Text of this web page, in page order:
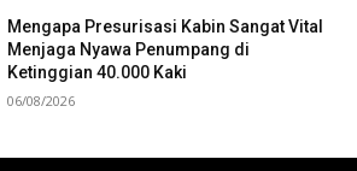
Mengapa Presurisasi Kabin Sangat Vital
Menjaga Nyawa Penumpang di
Ketinggian 40.000 Kaki
06/08/2026